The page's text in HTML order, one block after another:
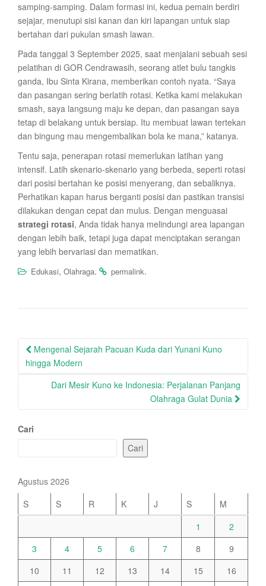
samping-samping. Dalam formasi ini, kedua pemain berdiri
sejajar, menutupi sisi kanan dan kiri lapangan untuk siap
bertahan dari pukulan smash lawan.
Pada tanggal 3 September 2025, saat menjalani sebuah sesi
pelatihan di GOR Cendrawasih, seorang atlet bulu tangkis
ganda, Ibu Sinta Kirana, memberikan contoh nyata. “Saya
dan pasangan sering berlatih rotasi. Ketika kami melakukan
smash, saya langsung maju ke depan, dan pasangan saya
tetap di belakang untuk bersiap. Itu membuat lawan tertekan
dan bingung mau mengembalikan bola ke mana,” katanya.
Tentu saja, penerapan rotasi memerlukan latihan yang
intensif. Latih skenario-skenario yang berbeda, seperti rotasi
dari posisi bertahan ke posisi menyerang, dan sebaliknya.
Perhatikan kapan harus berganti posisi dan pastikan transisi
dilakukan dengan cepat dan mulus. Dengan menguasai
strategi rotasi, Anda tidak hanya melindungi area lapangan
dengan lebih baik, tetapi juga dapat menciptakan serangan
yang lebih bervariasi dan mematikan.
Edukasi, Olahraga. permalink.
Post
navigation
Mengenal Sejarah Pacuan Kuda dari Yunani Kuno
hingga Modern
Dari Mesir Kuno ke Indonesia: Perjalanan Panjang
Olahraga Gulat Dunia
Cari
Cari
Agustus 2026
S
S R K J S
M
1
2
3
4 5 6 7 8
9
10
11 12 13 14 15
16